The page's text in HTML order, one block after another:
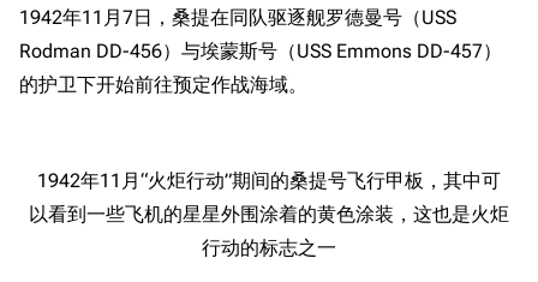
1942年11月7日，桑提在同队驱逐舰罗德曼号（USS
Rodman DD-456）与埃蒙斯号（USS Emmons DD-457）
的护卫下开始前往预定作战海域。
1942年11月“火炬行动”期间的桑提号飞行甲板，其中可
以看到一些飞机的星星外围涂着的黄色涂装，这也是火炬
行动的标志之一